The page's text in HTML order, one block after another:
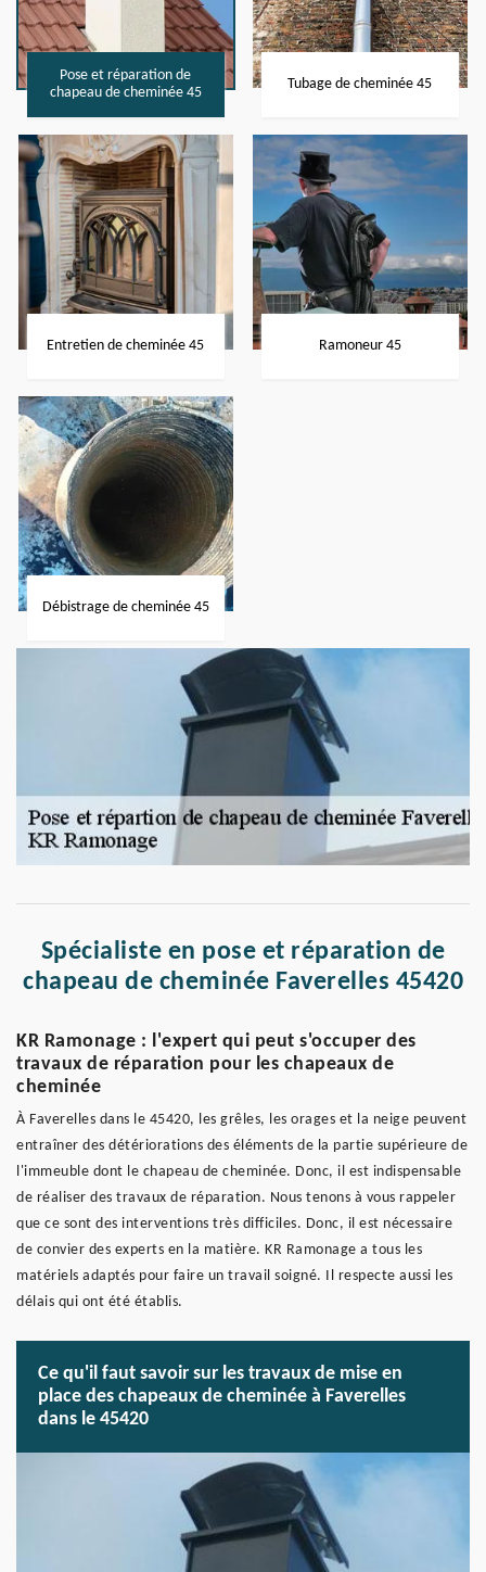
Pose et réparation de
chapeau de cheminée 45
Tubage de cheminée 45
Entretien de cheminée 45 Ramoneur 45
Débistrage de cheminée 45
Spécialiste en pose et réparation de
chapeau de cheminée Faverelles 45420
KR Ramonage : l'expert qui peut s'occuper des
travaux de réparation pour les chapeaux de
cheminée
À Faverelles dans le 45420, les grêles, les orages et la neige peuvent
entraîner des détériorations des éléments de la partie supérieure de
l'immeuble dont le chapeau de cheminée. Donc, il est indispensable
de réaliser des travaux de réparation. Nous tenons à vous rappeler
que ce sont des interventions très difficiles. Donc, il est nécessaire
de convier des experts en la matière. KR Ramonage a tous les
matériels adaptés pour faire un travail soigné. Il respecte aussi les
délais qui ont été établis.
Ce qu'il faut savoir sur les travaux de mise en
place des chapeaux de cheminée à Faverelles
dans le 45420